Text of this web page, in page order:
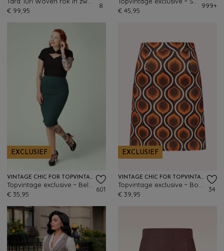
€ 99,95
8
€ 45,95
999+
EXCLUSIEF
VINTAGE CHIC FOR TOPVINTAGE
€ 35,95
601
EXCLUSIEF
VINTAGE CHIC FOR TOPVINTAGE
€ 39,95
34